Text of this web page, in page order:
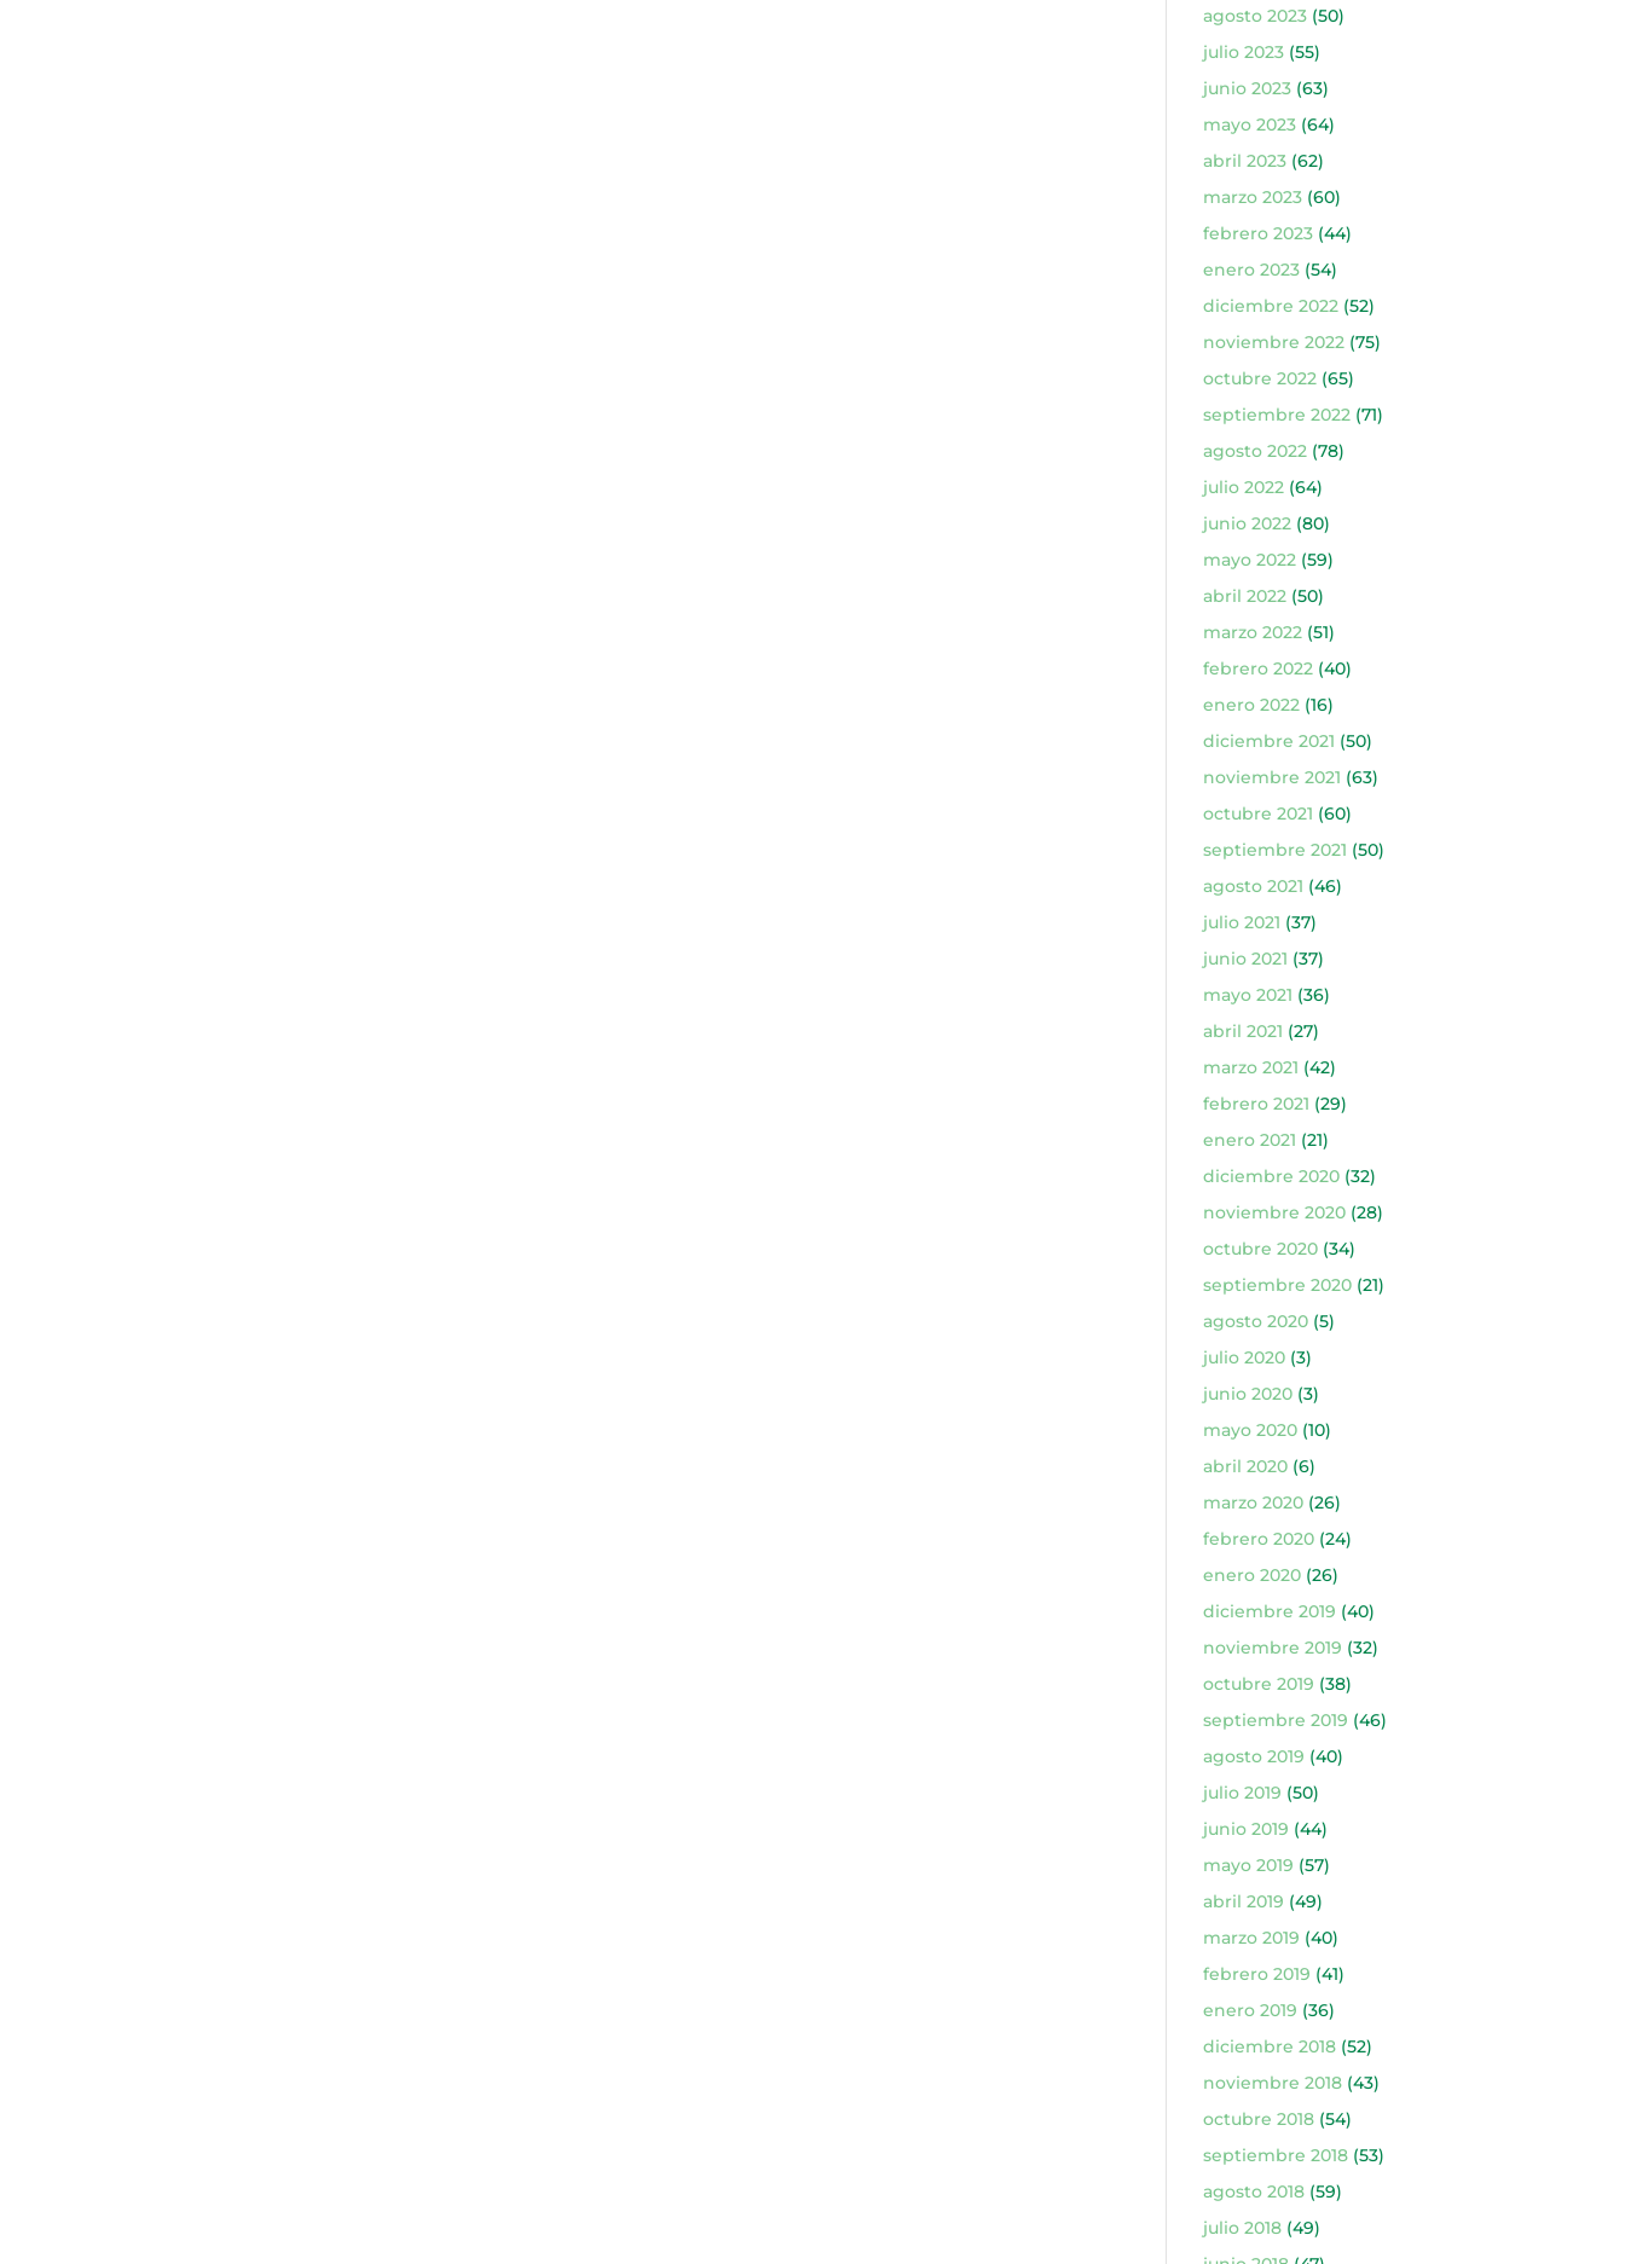
agosto 2023(50)
julio 2023(55)
junio 2023(63)
mayo 2023(64)
abril 2023(62)
marzo 2023(60)
febrero 2023(44)
enero 2023(54)
diciembre 2022(52)
noviembre 2022(75)
octubre 2022(65)
septiembre 2022(71)
agosto 2022(78)
julio 2022(64)
junio 2022(80)
mayo 2022(59)
abril 2022(50)
marzo 2022(51)
febrero 2022(40)
enero 2022(16)
diciembre 2021 (50)
noviembre 2021 (63)
octubre 2021 (60)
septiembre 2021 (50)
agosto 2021 (46)
julio 2021 (37)
junio 2021 (37)
mayo 2021 (36)
abril 2021 (27)
marzo 2021 (42)
febrero 2021 (29)
enero 2021 (21)
diciembre 2020(32)
noviembre 2020(28)
octubre 2020(34)
septiembre 2020(21)
agosto 2020(5)
julio 2020(3)
junio 2020(3)
mayo 2020(10)
abril 2020(6)
marzo 2020(26)
febrero 2020(24)
enero 2020(26)
diciembre 2019 (40)
noviembre 2019 (32)
octubre 2019 (38)
septiembre 2019 (46)
agosto 2019 (40)
julio 2019 (50)
junio 2019 (44)
mayo 2019 (57)
abril 2019 (49)
marzo 2019 (40)
febrero 2019 (41)
enero 2019 (36)
diciembre 2018(52)
noviembre 2018(43)
octubre 2018(54)
septiembre 2018(53)
agosto 2018(59)
julio 2018(49)